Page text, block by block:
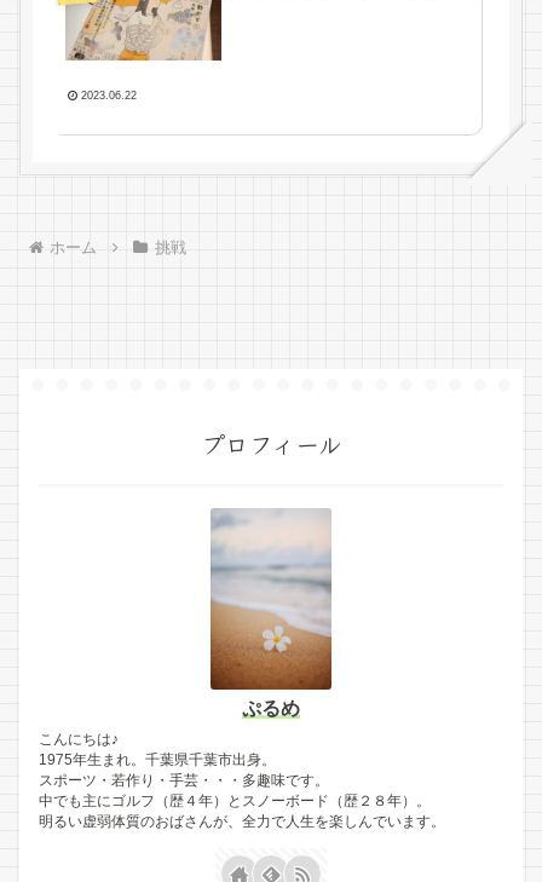
2023.06.22
ホーム 挑戦
プロフィール
ぷるめ
こんにちは♪
1975年生まれ。千葉県千葉市出身。
スポーツ・若作り・手芸・・・多趣味です。
中でも主にゴルフ（歴４年）とスノーボード（歴２８年）。
明るい虚弱体質のおばさんが、全力で人生を楽しんでいます。